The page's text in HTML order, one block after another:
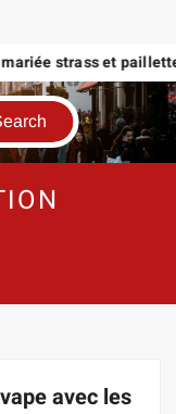
strass et paillette
avec les